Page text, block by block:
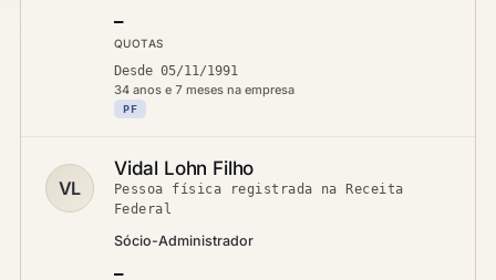
—
QUOTAS
Desde 05/11/1991
34 anos e 7 meses na empresa
PF
VL
Vidal Lohn Filho
Pessoa física registrada na Receita
Federal
Sócio-Administrador
—